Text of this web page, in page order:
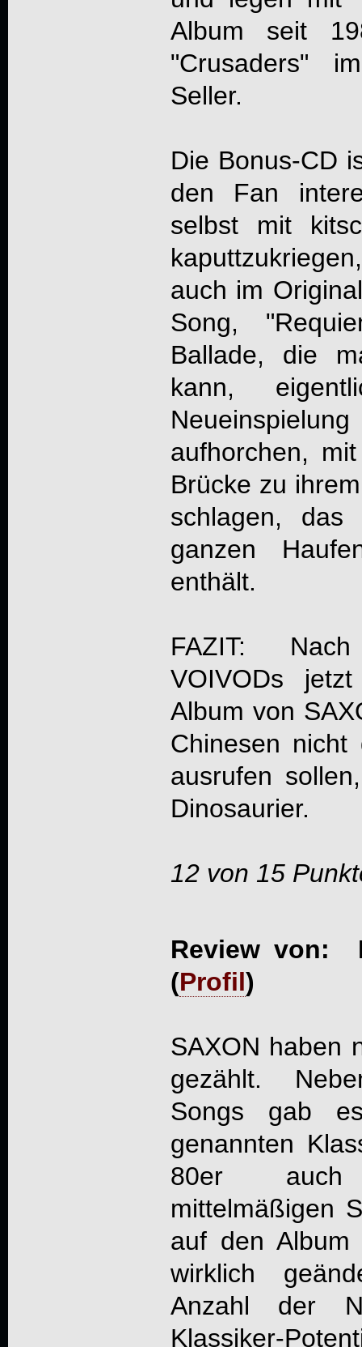
Album seit
"Crusaders"
Seller.
Die Bonus-CD
den Fan
selbst mit
auch im
Song,
Ballade, die
kann,
aufhorchen,
Brücke zu
schlagen, das
ganzen
enthält.
FAZIT:
VOIVODs
Album von
Chinesen
ausrufen
Dinosaurier.
12 von 15
Review von:
(Profil)
SAXON haben
gezählt.
Songs gab
genannten
80er auch
mittelmäßigen
auf den Album
wirklich
Anzahl der
Klassiker-